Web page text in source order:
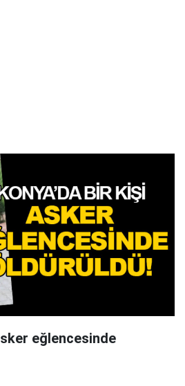
eğlencesinde